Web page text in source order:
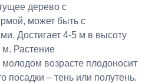
дерево с
может быть с
Достигает 4-5 м в высоту
Растение
возрасте плодоносит
посадки – тень или полутень.